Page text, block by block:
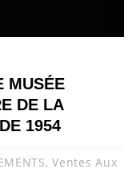
MUSÉE
DE LA
1954
,Ventes Aux